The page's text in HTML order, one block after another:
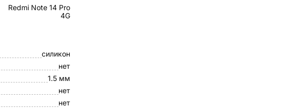
Redmi Note 14 Pro
4G
силикон
нет
1.5 мм
нет
нет